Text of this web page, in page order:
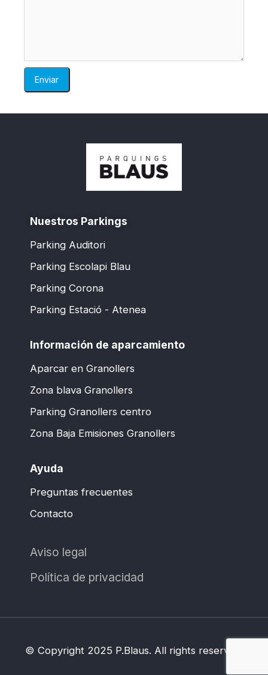
Nuestros Parkings
Parking Auditori
Parking Escolapi Blau
Parking Corona
Parking Estació - Atenea
Información de aparcamiento
Aparcar en Granollers
Zona blava Granollers
Parking Granollers centro
Zona Baja Emisiones Granollers
Ayuda
Preguntas frecuentes
Contacto
Aviso legal
Política de privacidad
© Copyright 2025 P.Blaus. All rights reserved.